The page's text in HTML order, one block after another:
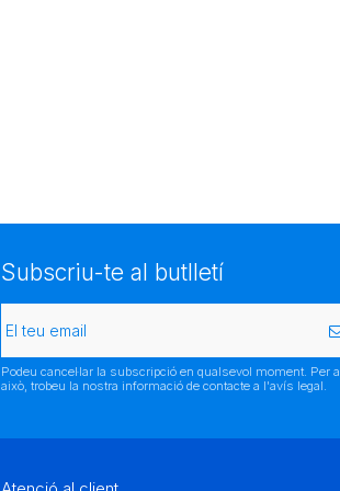
Subscriu-te al butlletí
Podeu cancel·lar la subscripció en qualsevol moment. Per a
això, trobeu la nostra informació de contacte a l'avís legal.